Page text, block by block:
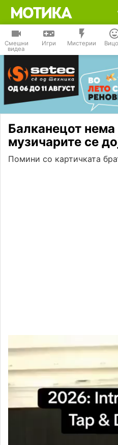
Смешни
видеа
Игри Мистерии
Балканецот
музичарите се
Помини со картичката